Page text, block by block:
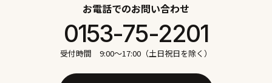
# 海産物 # 潮干狩り # 焼肉
# 自然 # 花火 # 観る # 観光
# 遊ぶ
# 酪農体験 # 鉄板焼き # 食べる
お電話でのお問い合わせ
0153-75-2201
受付時間 9:00〜17:00（土日祝日を除く）